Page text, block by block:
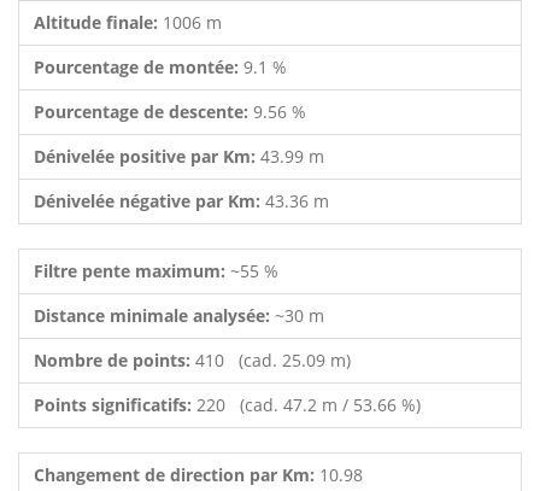
Altitude finale: 1006 m
Pourcentage de montée: 9.1 %
Pourcentage de descente: 9.56 %
Dénivelée positive par Km: 43.99 m
Dénivelée négative par Km: 43.36 m
Filtre pente maximum: ~55 %
Distance minimale analysée: ~30 m
Nombre de points: 410 (cad. 25.09 m)
Points significatifs: 220 (cad. 47.2 m / 53.66 %)
Changement de direction par Km: 10.98